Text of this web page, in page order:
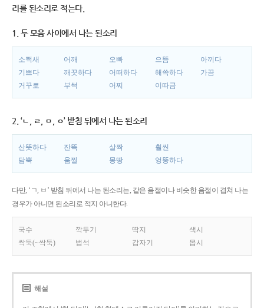
리를 된소리로 적는다.
1. 두 모음 사이에서 나는 된소리
소쩍새 어깨 오빠 으뜸
아끼다
기쁘다
깨끗하다 어떠하다 해쓱하다
가끔
거꾸로
부썩 어찌 이따금
2. ‘ㄴ, ㄹ, ㅁ, ㅇ’ 받침 뒤에서 나는 된소리
산뜻하다 잔뜩 살짝
훨씬
담뿍
움찔 몽땅 엉뚱하다
다만, ‘ㄱ, ㅂ’ 받침 뒤에서 나는 된소리는, 같은 음절이나 비슷한 음절이 겹쳐 나는
경우가 아니면 된소리로 적지 아니한다.
국수 깍두기 딱지
색시
싹둑(~싹둑)
법석 갑자기 몹시
해설